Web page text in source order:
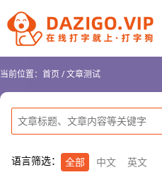
当前位置： 首页/文章测试
语言筛选： 全部 中文 英文